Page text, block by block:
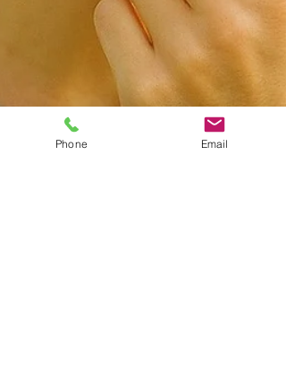
Phone Email